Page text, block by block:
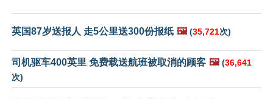
英国87岁送报人 走5公里送300份报纸 🖼️ (35,721次)
司机驱车400英里 免费载送航班被取消的顾客 🖼️ (36,641
次)